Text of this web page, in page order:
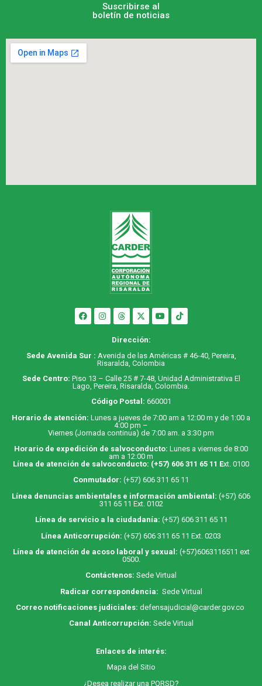
Suscribirse al
boletín de noticias
Dirección:
Sede Avenida Sur : Avenida de las Américas # 46-40, Pereira,
Risaralda, Colombia
Sede Centro: Piso 13 – Calle 25 # 7-48, Unidad Administrativa El
Lago, Pereira, Risaralda, Colombia.
Código Postal: 660001
Horario de atención: Lunes a jueves de 7:00 am a 12:00 m y de 1:00 a
4:00 pm –
Viernes (Jornada continua) de 7:00 am. a 3:30 pm
Horario de expedición de salvoconducto: Lunes a viernes de 8:00
am a 12:00 m
Línea de atención de salvoconducto: (+57) 606 311 65 11 Ext. 0100
Conmutador: (+57) 606 311 65 11
Línea denuncias ambientales e información ambiental: (+57) 606
311 65 11 Ext. 0102
Línea de servicio a la ciudadanía: (+57) 606 311 65 11
Línea Anticorrupción: (+57) 606 311 65 11 Ext. 0203
Línea de atención de acoso laboral y sexual: (+57)6063116511 ext
0500.
Contáctenos: Sede Virtual
Radicar correspondencia: Sede Virtual
Correo notificaciones judiciales: defensajudicial@carder.gov.co
Canal Anticorrupción: Sede Virtual
Enlaces de interés:
Mapa del Sitio
¿Desea realizar una PQRSD?